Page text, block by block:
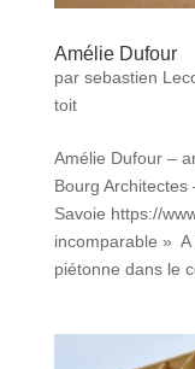
Amélie Dufour
par sebastien
toit
Amélie Dufour –
Bourg
Savoie https://
incomparable » A
piétonne dans le